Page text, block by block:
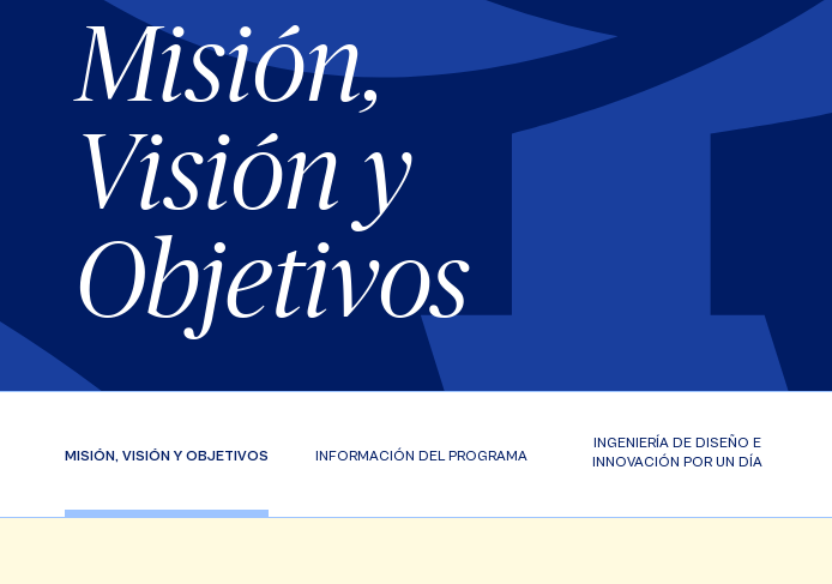
Misión,
Visión y
Objetivos
MISIÓN, VISIÓN Y OBJETIVOS INFORMACIÓN DEL PROGRAMA
INGENIERÍA DE DISEÑO E
INNOVACIÓN POR UN DÍA